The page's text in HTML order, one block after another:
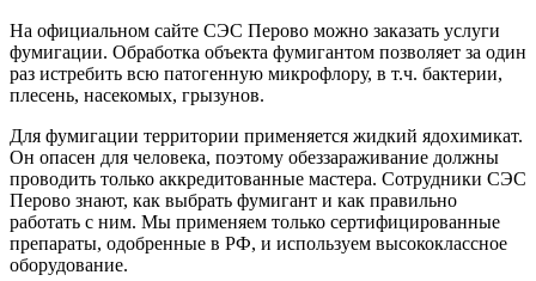
На официальном сайте СЭС Перово можно заказать услуги
фумигации. Обработка объекта фумигантом позволяет за один
раз истребить всю патогенную микрофлору, в т.ч. бактерии,
плесень, насекомых, грызунов.
Для фумигации территории применяется жидкий ядохимикат.
Он опасен для человека, поэтому обеззараживание должны
проводить только аккредитованные мастера. Сотрудники СЭС
Перово знают, как выбрать фумигант и как правильно
работать с ним. Мы применяем только сертифицированные
препараты, одобренные в РФ, и используем высококлассное
оборудование.